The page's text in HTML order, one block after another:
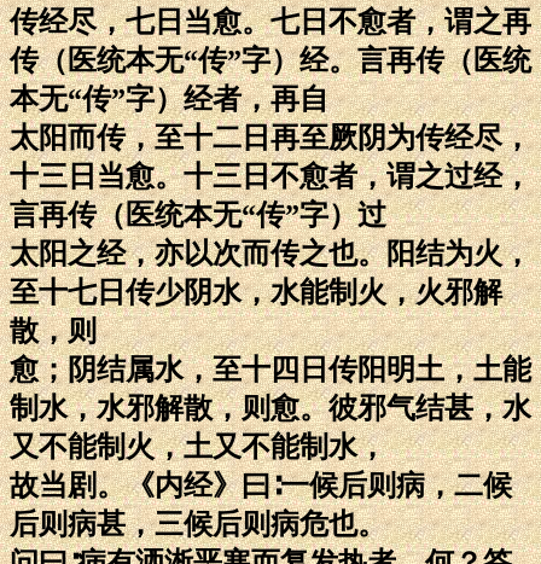
传经尽，七日当愈。七日不愈者，谓之再
传（医统本无“传”字）经。言再传（医统
本无“传”字）经者，再自
太阳而传，至十二日再至厥阴为传经尽，
十三日当愈。十三日不愈者，谓之过经，
言再传（医统本无“传”字）过
太阳之经，亦以次而传之也。阳结为火，
至十七日传少阴水，水能制火，火邪解
散，则
愈；阴结属水，至十四日传阳明土，土能
制水，水邪解散，则愈。彼邪气结甚，水
又不能制火，土又不能制水，
故当剧。《内经》曰∶一候后则病，二候
后则病甚，三候后则病危也。